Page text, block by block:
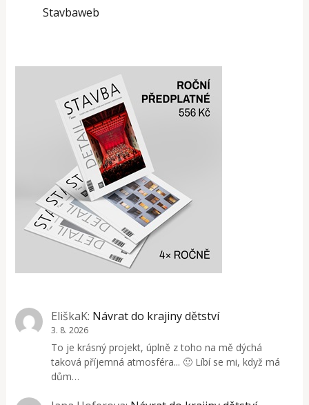
Stavbaweb
EliškaK: Návrat do krajiny dětství
3. 8. 2026
To je krásný projekt, úplně z toho na mě dýchá
taková příjemná atmosféra... 🙂 Líbí se mi, když má
dům…